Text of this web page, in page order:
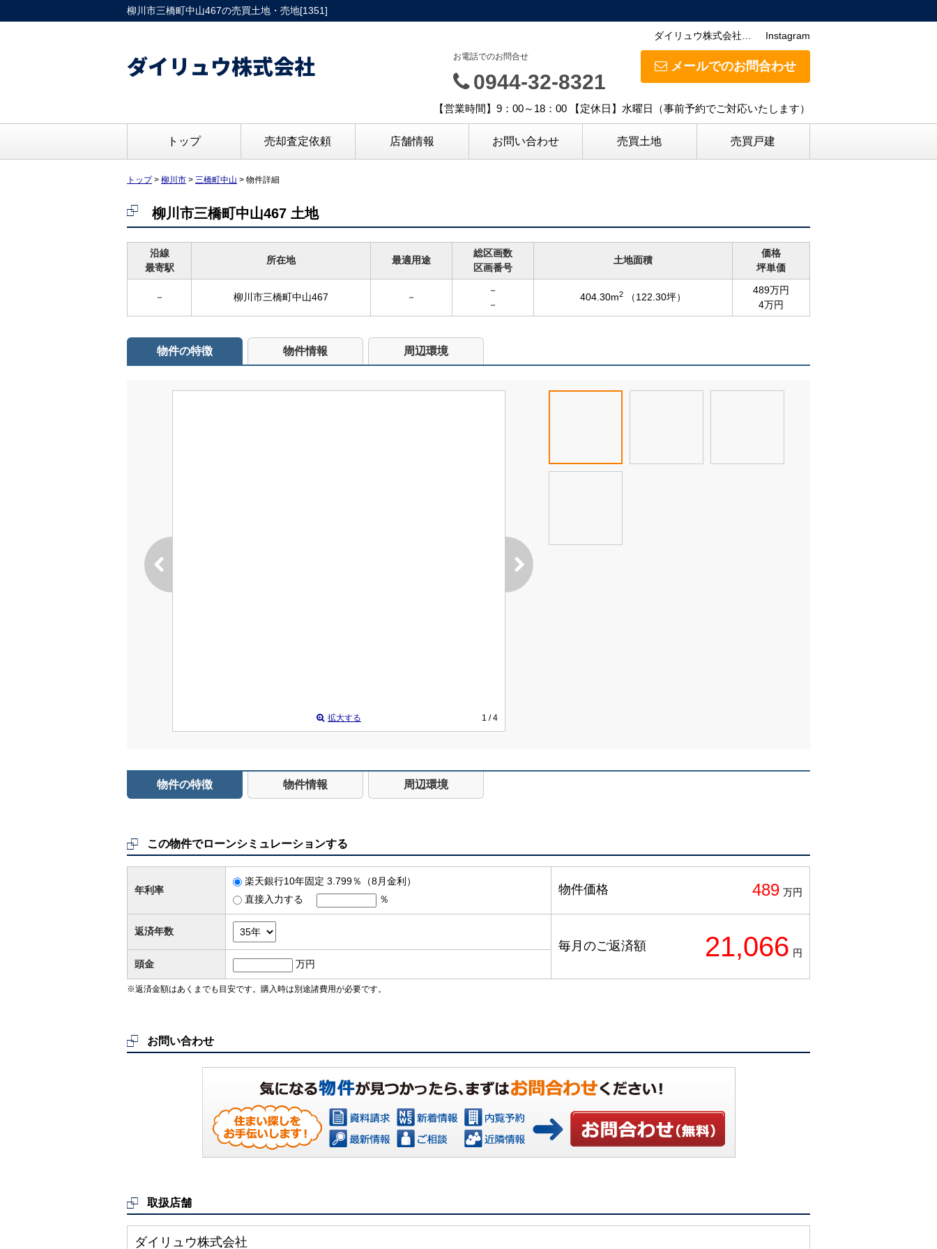
柳川市三橋町中山467の売買土地・売地[1351]
ダイリュウ株式会社… Instagram
ダイリュウ株式会社 メールでのお問合わせ
お電話でのお問合せ
0944-32-8321
【営業時間】9：00～18：00 【定休日】水曜日（事前予約でご対応いたします）
トップ 売却査定依頼 店舗情報 お問い合わせ 売買土地 売買戸建
トップ> 柳川市 > 三橋町中山 > 物件詳細
柳川市三橋町中山467 土地
沿線
最寄駅
所在地 最適用途
総区画数
区画番号
土地面積
価格
坪単価
－ 柳川市三橋町中山467 －
－
－
404.30m2 （122.30坪）
489万円
4万円
物件の特徴 物件情報 周辺環境
拡大する 1 / 4
物件の特徴 物件情報 周辺環境
この物件でローンシミュレーションする
年利率
楽天銀行10年固定 3.799％（8月金利）
直接入力する
％
物件価格 489 万円
返済年数
毎月のご返済額 21,066 円
頭金
万円
※返済金額はあくまでも目安です。購入時は別途諸費用が必要です。
お問い合わせ
取扱店舗
ダイリュウ株式会社